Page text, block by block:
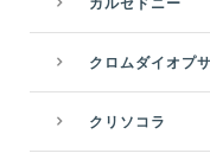
クロムダイオプ
クリソコラ